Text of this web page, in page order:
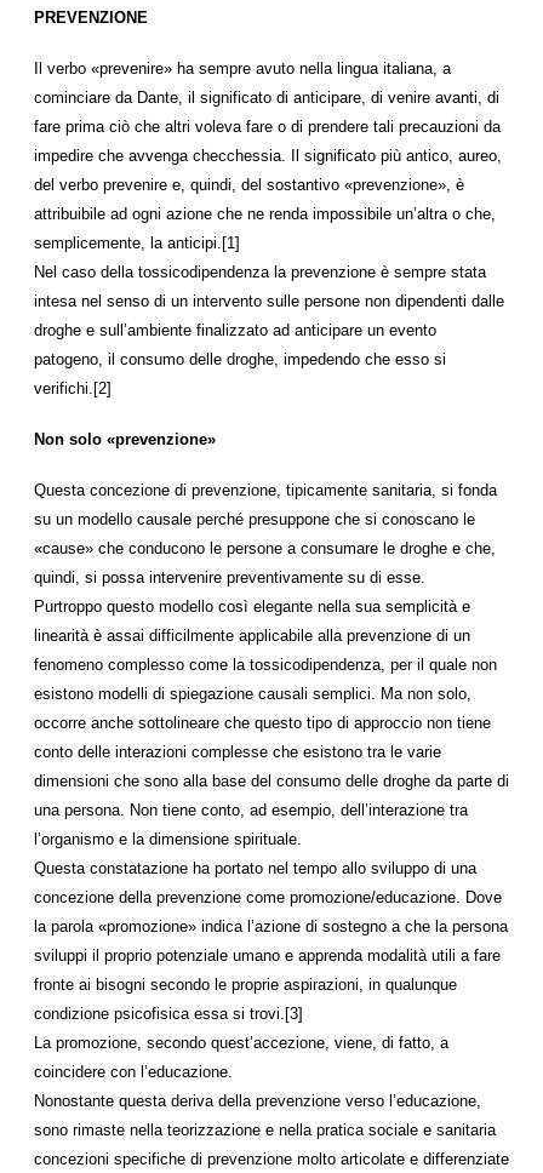
PREVENZIONE
Il verbo «prevenire» ha sempre avuto nella lingua italiana, a
cominciare da Dante, il significato di anticipare, di venire avanti, di
fare prima ciò che altri voleva fare o di prendere tali precauzioni da
impedire che avvenga checchessia. Il significato più antico, aureo,
del verbo prevenire e, quindi, del sostantivo «prevenzione», è
attribuibile ad ogni azione che ne renda impossibile un’altra o che,
semplicemente, la anticipi.[1]
Nel caso della tossicodipendenza la prevenzione è sempre stata
intesa nel senso di un intervento sulle persone non dipendenti dalle
droghe e sull’ambiente finalizzato ad anticipare un evento
patogeno, il consumo delle droghe, impedendo che esso si
verifichi.[2]
Non solo «prevenzione»
Questa concezione di prevenzione, tipicamente sanitaria, si fonda
su un modello causale perché presuppone che si conoscano le
«cause» che conducono le persone a consumare le droghe e che,
quindi, si possa intervenire preventivamente su di esse.
Purtroppo questo modello così elegante nella sua semplicità e
linearità è assai difficilmente applicabile alla prevenzione di un
fenomeno complesso come la tossicodipendenza, per il quale non
esistono modelli di spiegazione causali semplici. Ma non solo,
occorre anche sottolineare che questo tipo di approccio non tiene
conto delle interazioni complesse che esistono tra le varie
dimensioni che sono alla base del consumo delle droghe da parte di
una persona. Non tiene conto, ad esempio, dell’interazione tra
l’organismo e la dimensione spirituale.
Questa constatazione ha portato nel tempo allo sviluppo di una
concezione della prevenzione come promozione/educazione. Dove
la parola «promozione» indica l’azione di sostegno a che la persona
sviluppi il proprio potenziale umano e apprenda modalità utili a fare
fronte ai bisogni secondo le proprie aspirazioni, in qualunque
condizione psicofisica essa si trovi.[3]
La promozione, secondo quest’accezione, viene, di fatto, a
coincidere con l’educazione.
Nonostante questa deriva della prevenzione verso l’educazione,
sono rimaste nella teorizzazione e nella pratica sociale e sanitaria
concezioni specifiche di prevenzione molto articolate e differenziate